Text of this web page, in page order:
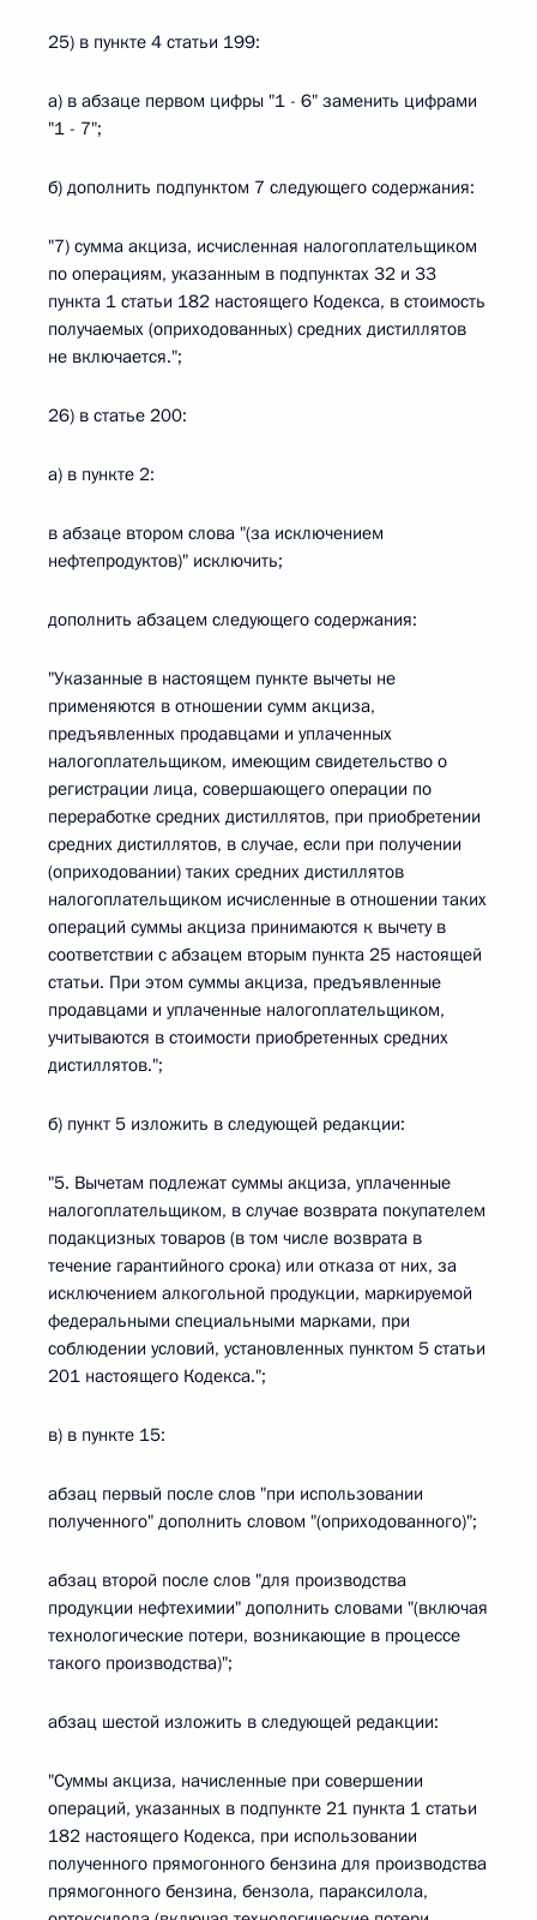
25) в пункте 4 статьи 199:
а) в абзаце первом цифры "1 - 6" заменить цифрами
"1 - 7";
б) дополнить подпунктом 7 следующего содержания:
"7) сумма акциза, исчисленная налогоплательщиком
по операциям, указанным в подпунктах 32 и 33
пункта 1 статьи 182 настоящего Кодекса, в стоимость
получаемых (оприходованных) средних дистиллятов
не включается.";
26) в статье 200:
а) в пункте 2:
в абзаце втором слова "(за исключением
нефтепродуктов)" исключить;
дополнить абзацем следующего содержания:
"Указанные в настоящем пункте вычеты не
применяются в отношении сумм акциза,
предъявленных продавцами и уплаченных
налогоплательщиком, имеющим свидетельство о
регистрации лица, совершающего операции по
переработке средних дистиллятов, при приобретении
средних дистиллятов, в случае, если при получении
(оприходовании) таких средних дистиллятов
налогоплательщиком исчисленные в отношении таких
операций суммы акциза принимаются к вычету в
соответствии с абзацем вторым пункта 25 настоящей
статьи. При этом суммы акциза, предъявленные
продавцами и уплаченные налогоплательщиком,
учитываются в стоимости приобретенных средних
дистиллятов.";
б) пункт 5 изложить в следующей редакции:
"5. Вычетам подлежат суммы акциза, уплаченные
налогоплательщиком, в случае возврата покупателем
подакцизных товаров (в том числе возврата в
течение гарантийного срока) или отказа от них, за
исключением алкогольной продукции, маркируемой
федеральными специальными марками, при
соблюдении условий, установленных пунктом 5 статьи
201 настоящего Кодекса.";
в) в пункте 15:
абзац первый после слов "при использовании
полученного" дополнить словом "(оприходованного)";
абзац второй после слов "для производства
продукции нефтехимии" дополнить словами "(включая
технологические потери, возникающие в процессе
такого производства)";
абзац шестой изложить в следующей редакции:
"Суммы акциза, начисленные при совершении
операций, указанных в подпункте 21 пункта 1 статьи
182 настоящего Кодекса, при использовании
полученного прямогонного бензина для производства
прямогонного бензина, бензола, параксилола,